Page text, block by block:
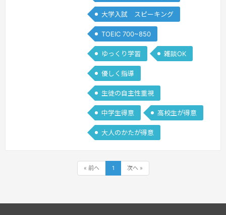
大学入試 スピーキング
TOEIC 700~850
ゆっくり学習 雑談OK
優しく指導
生徒の自主性重視
中学生得意 高校生が得意
大人のかたが得意
« 前へ 1 次へ »